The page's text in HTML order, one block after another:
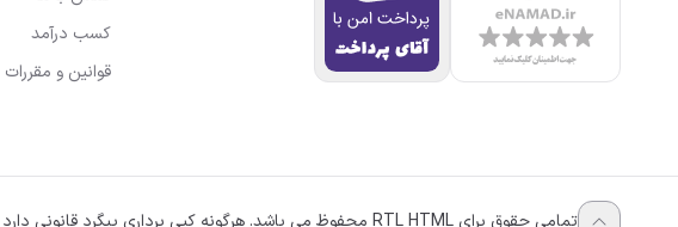
کسب درآمد
قوانین و مقررات
تمامی حقوق برای RTL HTML محفوظ می باشد. هرگونه کپی برداری پیگرد قانونی دارد